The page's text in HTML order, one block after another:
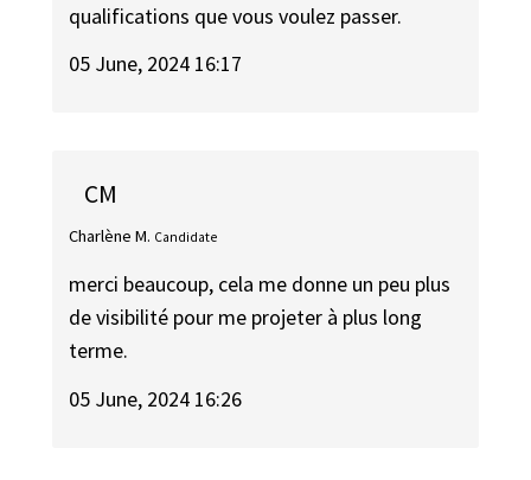
qualifications que vous voulez passer.
05 June, 2024 16:17
CM
Charlène M. Candidate
merci beaucoup, cela me donne un peu plus
de visibilité pour me projeter à plus long
terme.
05 June, 2024 16:26